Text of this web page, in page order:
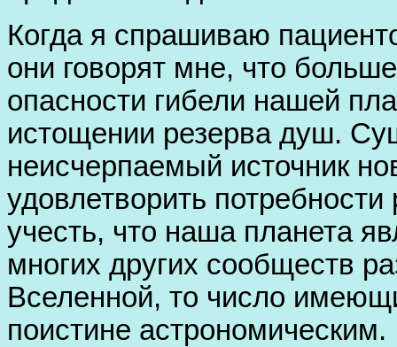
Когда я спрашиваю
они говорят мне, что
опасности гибели нашей
истощении резерва душ.
неисчерпаемый источник
удовлетворить
учесть, что наша планета
многих других сообществ
Вселенной, то число
поистине астрономическим.